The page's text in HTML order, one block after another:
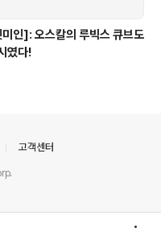
미인]: 오스칼의 루빅스 큐브도
였다!
고객센터